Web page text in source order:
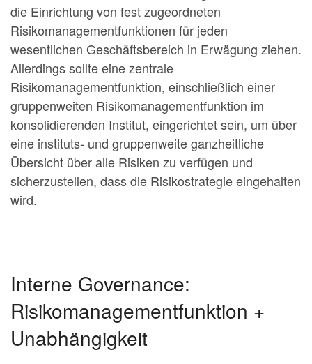
die Einrichtung von fest zugeordneten
Risikomanagementfunktionen für jeden
wesentlichen Geschäftsbereich in Erwägung ziehen.
Allerdings sollte eine zentrale
Risikomanagementfunktion, einschließlich einer
gruppenweiten Risikomanagementfunktion im
konsolidierenden Institut, eingerichtet sein, um über
eine instituts- und gruppenweite ganzheitliche
Übersicht über alle Risiken zu verfügen und
sicherzustellen, dass die Risikostrategie eingehalten
wird.
Interne Governance:
Risikomanagementfunktion +
Unabhängigkeit